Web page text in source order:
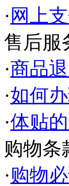
· 网上
售后服
·商品
·如何
·体贴
购物条
·购物